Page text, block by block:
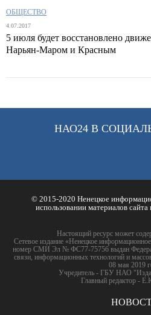
ОБЩЕСТВО
4.07.2017
5 июля будет восстановлено
Нарьян-Маром и Красным
НАО24 В
© 2015-2020 Ненецкое
использовании материалов сайта
Настоящий ресурс может
Сетевое издание «Ненецкое
номер СМИ Эл № ФС77-75756 выдан
связи, информационных технологий и
08 мая 2019
Учредитель - ГБУ НАО
Главный редактор -